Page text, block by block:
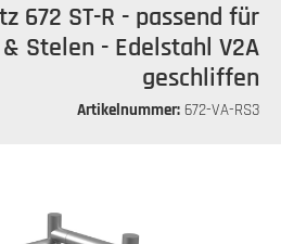
672 ST-R - passend für
Stelen - Edelstahl V2A
geschliffen
Artikelnummer: 672-VA-RS3